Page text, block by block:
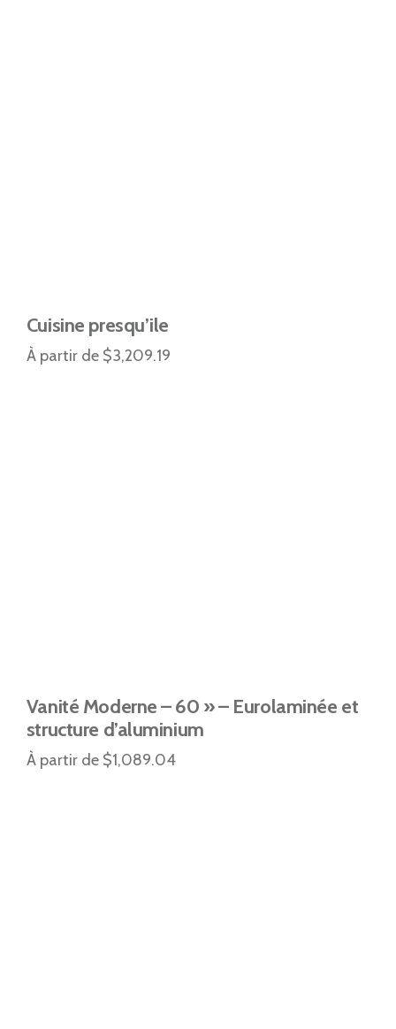
Cuisine presqu’ile
À partir de $3,209.19
Vanité Moderne – 60 » – Eurolaminée et
structure d’aluminium
À partir de $1,089.04